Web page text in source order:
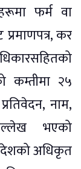
फर्म वा
प्रमाणपत्र, कर
कम्तीमा २५
नाम,
भएको
अधिकृत